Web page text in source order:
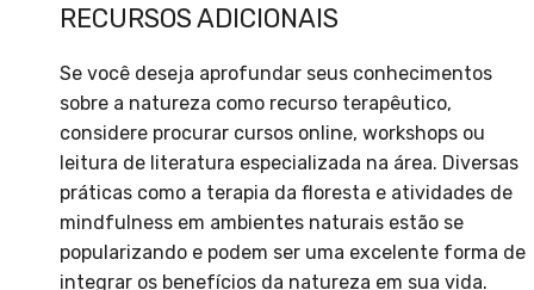
RECURSOS ADICIONAIS
Se você deseja aprofundar seus conhecimentos
sobre a natureza como recurso terapêutico,
considere procurar cursos online, workshops ou
leitura de literatura especializada na área. Diversas
práticas como a terapia da floresta e atividades de
mindfulness em ambientes naturais estão se
popularizando e podem ser uma excelente forma de
integrar os benefícios da natureza em sua vida.